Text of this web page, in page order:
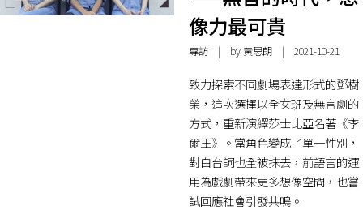
像力最可貴
專訪| by 黃思朗| 2021-10-21
致力探索不同劇場表達形式的鄧樹
榮，這次選擇以全女班及無言劇的
方式，重新演繹莎士比亞名著《李
爾王》。當角色變成了單一性別，
對白台詞也全被抹去，前語言的運
用為戲劇帶來更多想像空間，也嘗
試回應社會引發共鳴。